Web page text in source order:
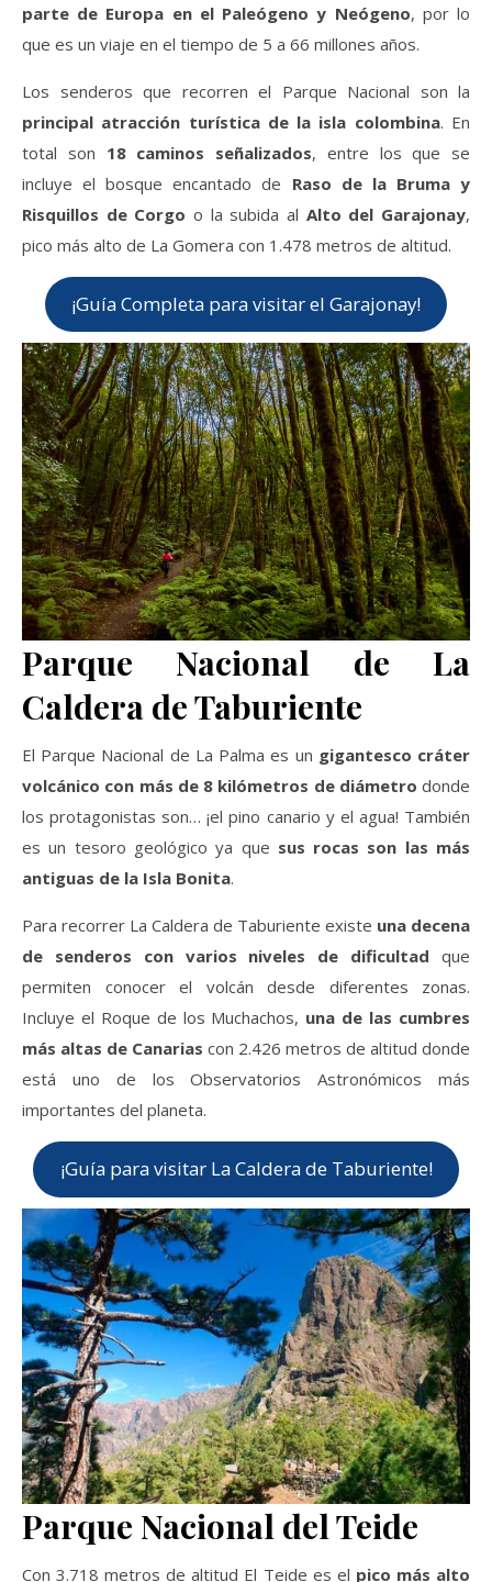
Seguro de Viaje Covid a las Islas Canarias
6. ITINERARIOS DE VIAJE
Ruta por las Islas Canarias con Itinerarios
por isla
parte de Europa en el Paleógeno y Neógeno, por lo
que es un viaje en el tiempo de 5 a 66 millones años.
Los senderos que recorren el Parque Nacional son la
principal atracción turística de la isla colombina. En
total son 18 caminos señalizados, entre los que se
incluye el bosque encantado de Raso de la Bruma y
Risquillos de Corgo o la subida al Alto del Garajonay,
pico más alto de La Gomera con 1.478 metros de altitud.
¡Guía Completa para visitar el Garajonay!
Parque Nacional de La
Caldera de Taburiente
El Parque Nacional de La Palma es un gigantesco cráter
volcánico con más de 8 kilómetros de diámetro donde
los protagonistas son… ¡el pino canario y el agua! También
es un tesoro geológico ya que sus rocas son las más
antiguas de la Isla Bonita.
Para recorrer La Caldera de Taburiente existe una decena
de senderos con varios niveles de dificultad que
permiten conocer el volcán desde diferentes zonas.
Incluye el Roque de los Muchachos, una de las cumbres
más altas de Canarias con 2.426 metros de altitud donde
está uno de los Observatorios Astronómicos más
importantes del planeta.
¡Guía para visitar La Caldera de Taburiente!
Parque Nacional del Teide
Con 3.718 metros de altitud El Teide es el pico más alto